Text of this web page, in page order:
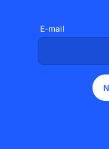
E-mail